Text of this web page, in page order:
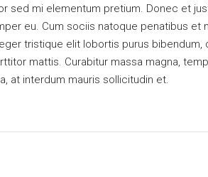
sed mi elementum pretium. Donec et
eu. Cum sociis natoque penatibus et
tristique elit lobortis purus
mattis. Curabitur massa magna,
at interdum mauris sollicitudin et.